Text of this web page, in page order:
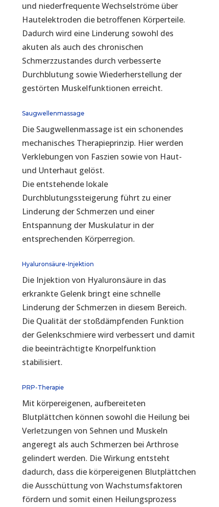
und niederfrequente Wechselströme über
Hautelektroden die betroffenen Körperteile.
Dadurch wird eine Linderung sowohl des
akuten als auch des chronischen
Schmerzzustandes durch verbesserte
Durchblutung sowie Wiederherstellung der
gestörten Muskelfunktionen erreicht.
Saugwellenmassage
Die Saugwellenmassage ist ein schonendes
mechanisches Therapieprinzip. Hier werden
Verklebungen von Faszien sowie von Haut-
und Unterhaut gelöst.
Die entstehende lokale
Durchblutungssteigerung führt zu einer
Linderung der Schmerzen und einer
Entspannung der Muskulatur in der
entsprechenden Körperregion.
Hyaluronsäure-Injektion
Die Injektion von Hyaluronsäure in das
erkrankte Gelenk bringt eine schnelle
Linderung der Schmerzen in diesem Bereich.
Die Qualität der stoßdämpfenden Funktion
der Gelenkschmiere wird verbessert und damit
die beeinträchtigte Knorpelfunktion
stabilisiert.
PRP-Therapie
Mit körpereigenen, aufbereiteten
Blutplättchen können sowohl die Heilung bei
Verletzungen von Sehnen und Muskeln
angeregt als auch Schmerzen bei Arthrose
gelindert werden. Die Wirkung entsteht
dadurch, dass die körpereigenen Blutplättchen
die Ausschüttung von Wachstumsfaktoren
fördern und somit einen Heilungsprozess